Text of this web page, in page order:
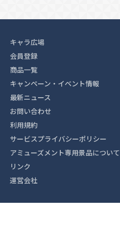
キャラ広場
会員登録
商品一覧
キャンペーン・イベント情報
最新ニュース
お問い合わせ
利用規約
サービスプライバシーポリシー
アミューズメント専用景品について
リンク
運営会社